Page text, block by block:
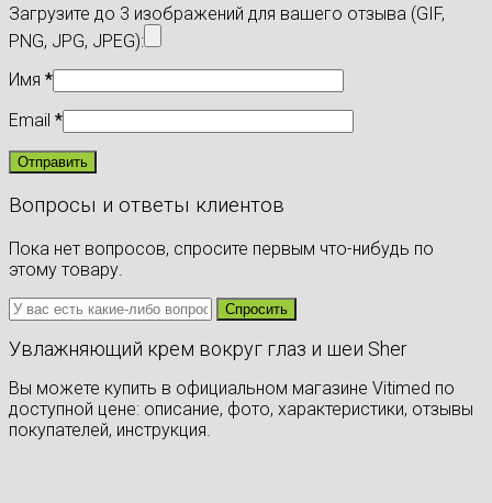
Загрузите до 3 изображений для вашего отзыва (GIF,
PNG, JPG, JPEG):
Имя *
Email *
Вопросы и ответы клиентов
Пока нет вопросов, спросите первым что-нибудь по
этому товару.
Увлажняющий крем вокруг глаз и шеи Sher
Вы можете купить в официальном магазине Vitimed по
доступной цене: описание, фото, характеристики, отзывы
покупателей, инструкция.